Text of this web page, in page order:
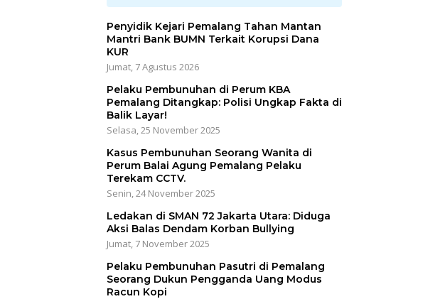
Penyidik Kejari Pemalang Tahan Mantan
Mantri Bank BUMN Terkait Korupsi Dana
KUR
Jumat, 7 Agustus 2026
Pelaku Pembunuhan di Perum KBA
Pemalang Ditangkap: Polisi Ungkap Fakta di
Balik Layar!
Selasa, 25 November 2025
Kasus Pembunuhan Seorang Wanita di
Perum Balai Agung Pemalang Pelaku
Terekam CCTV.
Senin, 24 November 2025
Ledakan di SMAN 72 Jakarta Utara: Diduga
Aksi Balas Dendam Korban Bullying
Jumat, 7 November 2025
Pelaku Pembunuhan Pasutri di Pemalang
Seorang Dukun Pengganda Uang Modus
Racun Kopi